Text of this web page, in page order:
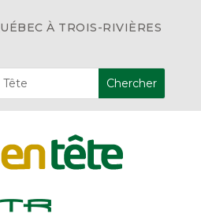
À TROIS-RIVIÈRES